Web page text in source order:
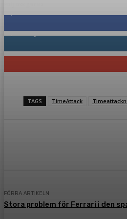
TAGS TimeAttack
FÖRRA ARTIKELN
Stora problem för Ferrari i den